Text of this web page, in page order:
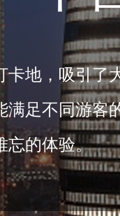
卡地，吸引了
满足不同游客
忘的体验。